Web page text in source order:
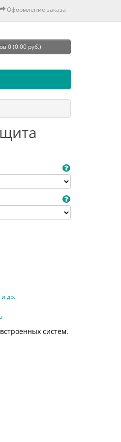
Оформление заказа
0 (0.00 руб.)
др.
систем.